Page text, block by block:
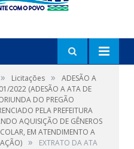
» Licitações »
ADESÃO A
2022 (ADESÃO A ATA DE
DO PREGÃO
PELA PREFEITURA
AQUISIÇÃO DE GÊNEROS
EM ATENDIMENTO A
» EXTRATO DA ATA